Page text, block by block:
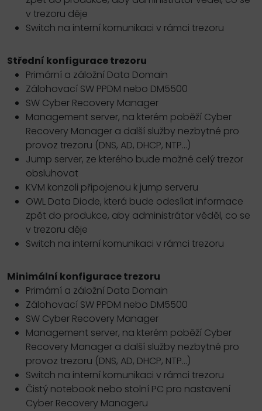
v trezoru děje
Switch na interní komunikaci v rámci trezoru
Střední konfigurace trezoru
Primární a záložní Data Domain
Zálohovací SW PPDM nebo DM5500
SW Cyber Recovery Manager
Management server, na kterém poběží Cyber
Recovery Manager a další služby nezbytné pro
provoz trezoru (DNS, AD, DHCP, NTP...)
Jump server, ze kterého bude možné celý trezor
obsluhovat
KVM konzoli připojenou k jump serveru
OWL Data Diode, která bude odesílat informace
zpět do produkce, aby administrátor věděl, co se
v trezoru děje
Switch na interní komunikaci v rámci trezoru
Minimální konfigurace trezoru
Primární a záložní Data Domain
Zálohovací SW PPDM nebo DM5500
SW Cyber Recovery Manager
Management server, na kterém poběží Cyber
Recovery Manager a další služby nezbytné pro
provoz trezoru (DNS, AD, DHCP, NTP...)
Switch na interní komunikaci v rámci trezoru
Čistý notebook nebo stolní PC pro nastavení
Cyber Recovery Manageru